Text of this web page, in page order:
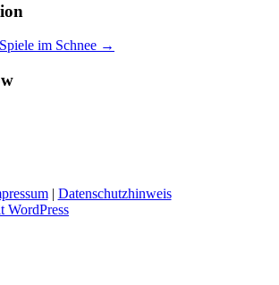
Spiele im Schnee →
| Datenschutzhinweis
WordPress